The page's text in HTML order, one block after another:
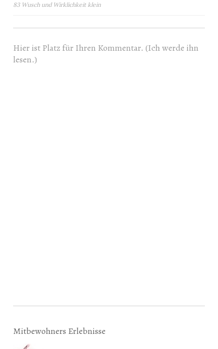
Beitragsnavigation
83 Wusch und Wirklichkeit klein
Hier ist Platz für Ihren Kommentar. (Ich werde ihn
lesen.)
Mitbewohners Erlebnisse